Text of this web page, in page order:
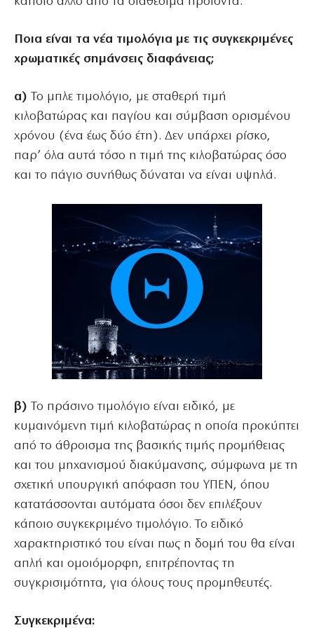
Ποια είναι τα νέα τιμολόγια με τις συγκεκριμένες
χρωματικές σημάνσεις διαφάνειας;
α) Το μπλε τιμολόγιο, με σταθερή τιμή
κιλοβατώρας και παγίου και σύμβαση ορισμένου
χρόνου (ένα έως δύο έτη). Δεν υπάρχει ρίσκο,
παρ’ όλα αυτά τόσο η τιμή της κιλοβατώρας όσο
και το πάγιο συνήθως δύναται να είναι υψηλά.
β) Το πράσινο τιμολόγιο είναι ειδικό, με
κυμαινόμενη τιμή κιλοβατώρας η οποία προκύπτει
από το άθροισμα της βασικής τιμής προμήθειας
και του μηχανισμού διακύμανσης, σύμφωνα με τη
σχετική υπουργική απόφαση του ΥΠΕΝ, όπου
κατατάσσονται αυτόματα όσοι δεν επιλέξουν
κάποιο συγκεκριμένο τιμολόγιο. Το ειδικό
χαρακτηριστικό του είναι πως η δομή του θα είναι
απλή και ομοιόμορφη, επιτρέποντας τη
συγκρισιμότητα, για όλους τους προμηθευτές.
Συγκεκριμένα: